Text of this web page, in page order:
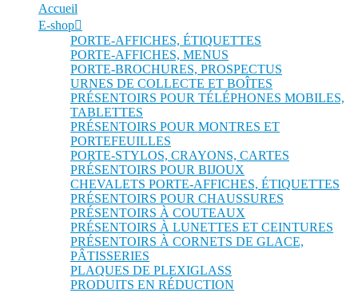
Accueil
E-shop
PORTE-AFFICHES, ÉTIQUETTES
PORTE-AFFICHES, MENUS
PORTE-BROCHURES, PROSPECTUS
URNES DE COLLECTE ET BOÎTES
PRÉSENTOIRS POUR TÉLÉPHONES MOBILES,
TABLETTES
PRÉSENTOIRS POUR MONTRES ET
PORTEFEUILLES
PORTE-STYLOS, CRAYONS, CARTES
PRÉSENTOIRS POUR BIJOUX
CHEVALETS PORTE-AFFICHES, ÉTIQUETTES
PRÉSENTOIRS POUR CHAUSSURES
PRÉSENTOIRS À COUTEAUX
PRÉSENTOIRS À LUNETTES ET CEINTURES
PRÉSENTOIRS À CORNETS DE GLACE,
PÂTISSERIES
PLAQUES DE PLEXIGLASS
PRODUITS EN RÉDUCTION